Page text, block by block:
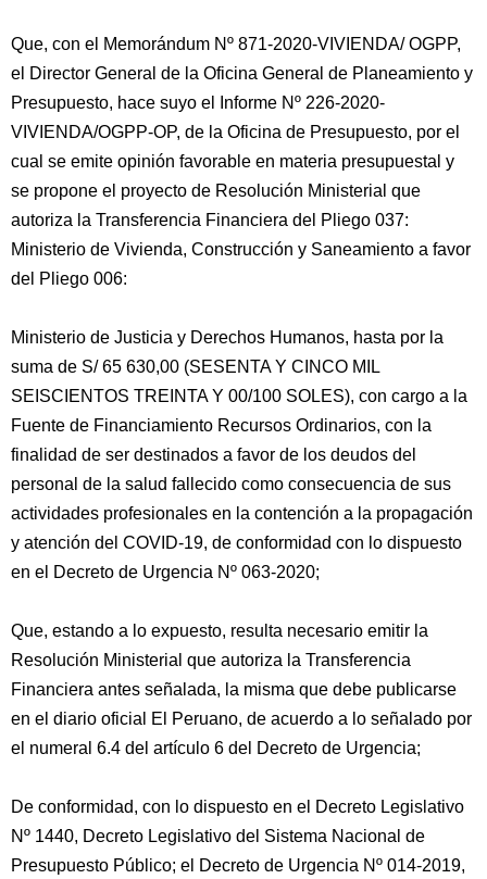
Que, con el Memorándum Nº 871-2020-VIVIENDA/ OGPP,
el Director General de la Oficina General de Planeamiento y
Presupuesto, hace suyo el Informe Nº 226-2020-
VIVIENDA/OGPP-OP, de la Oficina de Presupuesto, por el
cual se emite opinión favorable en materia presupuestal y
se propone el proyecto de Resolución Ministerial que
autoriza la Transferencia Financiera del Pliego 037:
Ministerio de Vivienda, Construcción y Saneamiento a favor
del Pliego 006:
Ministerio de Justicia y Derechos Humanos, hasta por la
suma de S/ 65 630,00 (SESENTA Y CINCO MIL
SEISCIENTOS TREINTA Y 00/100 SOLES), con cargo a la
Fuente de Financiamiento Recursos Ordinarios, con la
finalidad de ser destinados a favor de los deudos del
personal de la salud fallecido como consecuencia de sus
actividades profesionales en la contención a la propagación
y atención del COVID-19, de conformidad con lo dispuesto
en el Decreto de Urgencia Nº 063-2020;
Que, estando a lo expuesto, resulta necesario emitir la
Resolución Ministerial que autoriza la Transferencia
Financiera antes señalada, la misma que debe publicarse
en el diario oficial El Peruano, de acuerdo a lo señalado por
el numeral 6.4 del artículo 6 del Decreto de Urgencia;
De conformidad, con lo dispuesto en el Decreto Legislativo
Nº 1440, Decreto Legislativo del Sistema Nacional de
Presupuesto Público; el Decreto de Urgencia Nº 014-2019,